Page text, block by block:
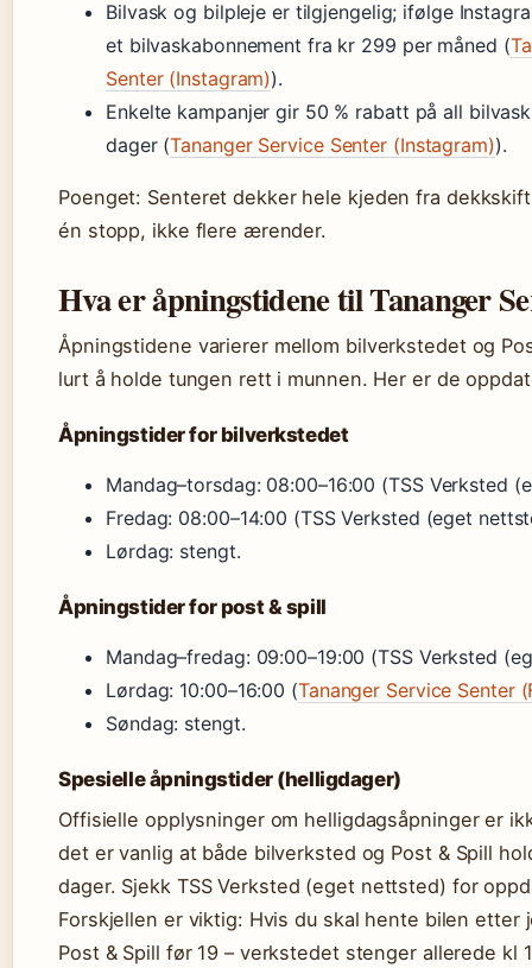
Bilvask og bilpleje er tilgjengelig; ifølge
et bilvaskabonnement fra kr 299 per måned (
Senter (Instagram)).
Enkelte kampanjer gir 50 % rabatt på all
dager (Tananger Service Senter (Instagram)).
Poenget: Senteret dekker hele kjeden fra
én stopp, ikke flere ærender.
Hva er åpningstidene til Tananger
Åpningstidene varierer mellom bilverkstedet og
lurt å holde tungen rett i munnen. Her er de
Åpningstider for bilverkstedet
Mandag–torsdag: 08:00–16:00 (TSS Verksted
Fredag: 08:00–14:00 (TSS Verksted (eget
Lørdag: stengt.
Åpningstider for post & spill
Mandag–fredag: 09:00–19:00 (TSS Verksted
Lørdag: 10:00–16:00 (Tananger Service Senter
Søndag: stengt.
Spesielle åpningstider (helligdager)
Offisielle opplysninger om helligdagsåpninger er
det er vanlig at både bilverksted og Post & Spill
dager. Sjekk TSS Verksted (eget nettsted) for
Forskjellen er viktig: Hvis du skal hente bilen etter
Post & Spill før 19 – verkstedet stenger allerede kl